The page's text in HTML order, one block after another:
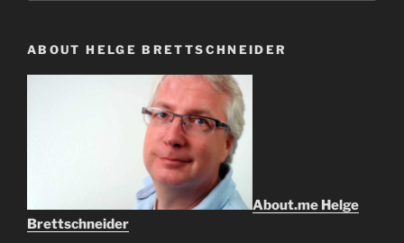
ABOUT HELGE BRETTSCHNEIDER
About.me Helge
Brettschneider